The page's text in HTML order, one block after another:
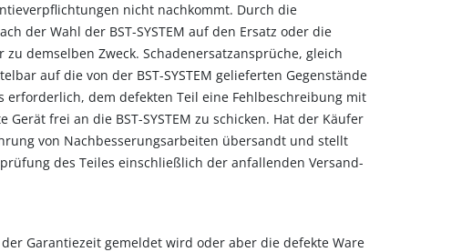
nicht nachkommt. Durch die
der Wahl der BST-SYSTEM auf den Ersatz oder die
demselben Zweck. Schadenersatzansprüche, gleich
auf die von der BST-SYSTEM gelieferten Gegenstände
dem defekten Teil eine Fehlbeschreibung mit
frei an die BST-SYSTEM zu schicken. Hat der Käufer
von Nachbesserungsarbeiten übersandt und stellt
des Teiles einschließlich der anfallenden Versand-
Garantiezeit gemeldet wird oder aber die defekte Ware